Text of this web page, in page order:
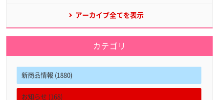
アーカイブ全てを表示
カテゴリ
新商品情報 (1880)
お知らせ (168)